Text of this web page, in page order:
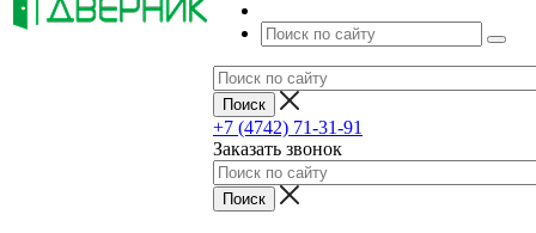
+7 (4742) 71-31-91
Заказать звонок